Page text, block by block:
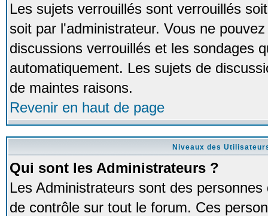
Les sujets verrouillés sont verrouillés
soit par l'administrateur. Vous ne
discussions verrouillés et les sondages
automatiquement. Les sujets de
de maintes raisons.
Revenir en haut de page
Niveaux des
Qui sont les Administrateurs ?
Les Administrateurs sont des
de contrôle sur tout le forum. Ces